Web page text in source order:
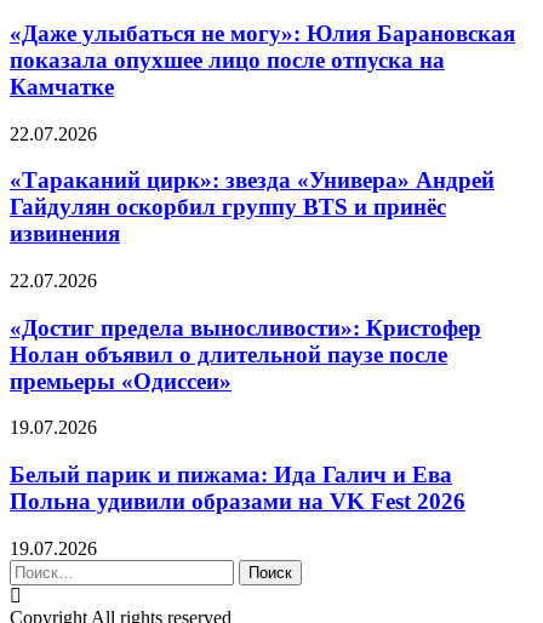
«Даже улыбаться не могу»: Юлия Барановская
показала опухшее лицо после отпуска на
Камчатке
22.07.2026
«Тараканий цирк»: звезда «Универа» Андрей
Гайдулян оскорбил группу BTS и принёс
извинения
22.07.2026
«Достиг предела выносливости»: Кристофер
Нолан объявил о длительной паузе после
премьеры «Одиссеи»
19.07.2026
Белый парик и пижама: Ида Галич и Ева
Польна удивили образами на VK Fest 2026
19.07.2026
Найти:
Copyright All rights reserved